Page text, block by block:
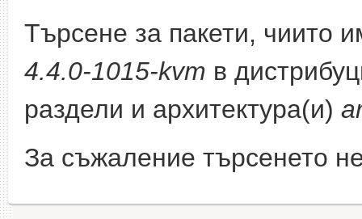
Търсене за пакети, чиито
4.4.0-1015-kvm в
раздели и архитектура(и)
За съжаление търсенето